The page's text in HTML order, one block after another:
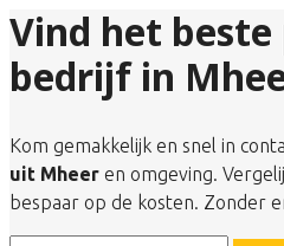
Vind het
bedrijf in
Kom gemakkelijk en snel in
uit Mheer en omgeving.
bespaar op de kosten. Zonder